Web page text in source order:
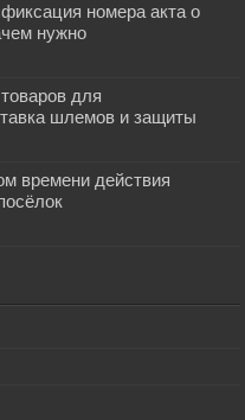
номера акта о
нужно
для
шлемов и защиты
времени действия